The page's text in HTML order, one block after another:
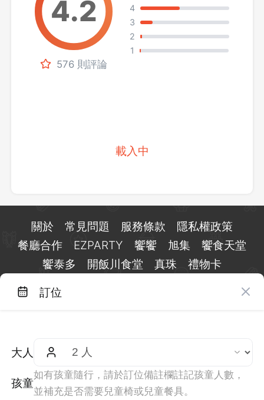
576 則評論
4
3
2
1
載入中
訂位
大人
孩童
如有孩童隨行，請於訂位備註欄註記孩童人數，
並補充是否需要兒童椅或兒童餐具。
關於 常見問題 服務條款
隱私權政策
餐廳合作
EZPARTY 饗饗 旭集
饗食天堂
饗泰多
開飯川食堂 真珠 禮物卡
週一至週日 10:00 至 18:00（國定假日除外）
統編：29084823